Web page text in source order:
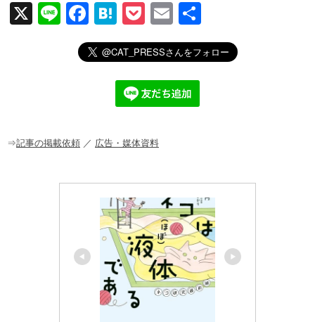
X
Li
F
a
c
o
H
at
e
n
a
P
o
ck
et
E
m
ail
有
⇒記事の掲載依頼 ／ 広告・媒体資料